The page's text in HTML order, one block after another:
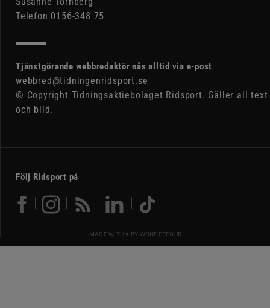
Telefon 0156-348 75
Tjänstgörande webbredaktör nås alltid via e-post
webbred@tidningenridsport.se
© Copyright Tidningsaktiebolaget Ridsport. Gäller all text
och bild.
Följ Ridsport på
MADE WITH ♥ BY WONDERFOUR